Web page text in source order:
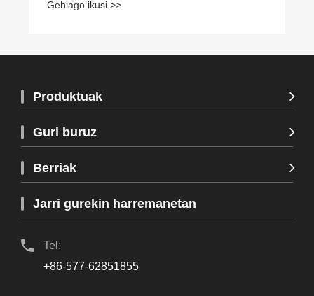
Produktuak
Guri buruz
Berriak
Jarri gurekin harremanetan
Tel:
+86-577-62851855